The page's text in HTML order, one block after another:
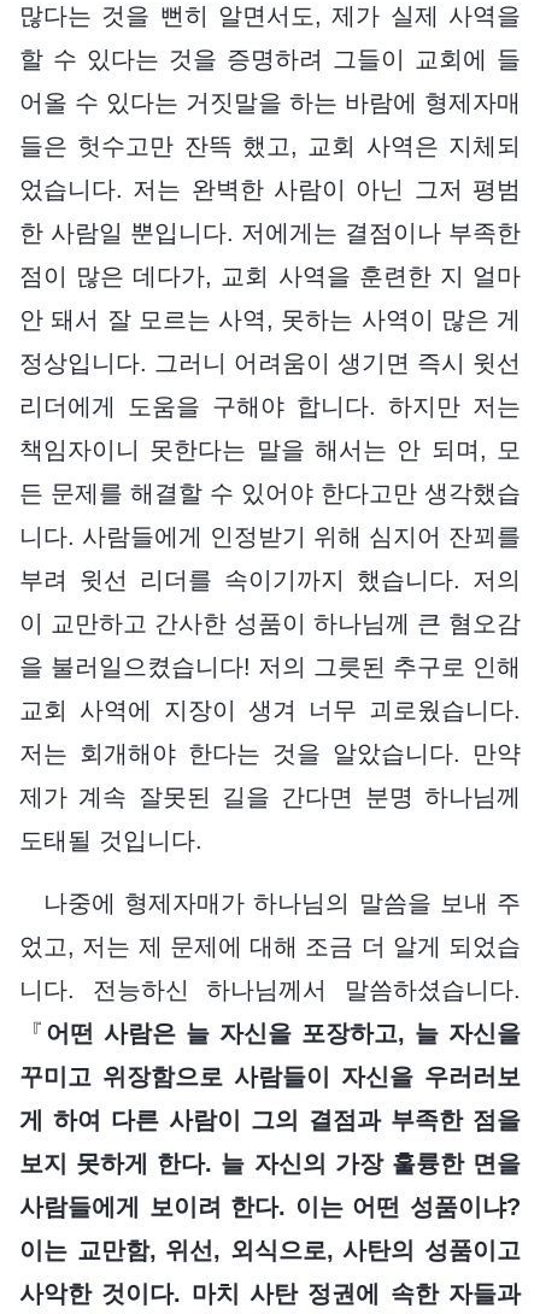
많다는 것을 뻔히 알면서도, 제가 실제 사역을
할 수 있다는 것을 증명하려 그들이 교회에 들
어올 수 있다는 거짓말을 하는 바람에 형제자매
들은 헛수고만 잔뜩 했고, 교회 사역은 지체되
었습니다. 저는 완벽한 사람이 아닌 그저 평범
한 사람일 뿐입니다. 저에게는 결점이나 부족한
점이 많은 데다가, 교회 사역을 훈련한 지 얼마
안 돼서 잘 모르는 사역, 못하는 사역이 많은 게
정상입니다. 그러니 어려움이 생기면 즉시 윗선
리더에게 도움을 구해야 합니다. 하지만 저는
책임자이니 못한다는 말을 해서는 안 되며, 모
든 문제를 해결할 수 있어야 한다고만 생각했습
니다. 사람들에게 인정받기 위해 심지어 잔꾀를
부려 윗선 리더를 속이기까지 했습니다. 저의
이 교만하고 간사한 성품이 하나님께 큰 혐오감
을 불러일으켰습니다! 저의 그릇된 추구로 인해
교회 사역에 지장이 생겨 너무 괴로웠습니다.
저는 회개해야 한다는 것을 알았습니다. 만약
제가 계속 잘못된 길을 간다면 분명 하나님께
도태될 것입니다.
나중에 형제자매가 하나님의 말씀을 보내 주
었고, 저는 제 문제에 대해 조금 더 알게 되었습
니다. 전능하신 하나님께서 말씀하셨습니다.
『 어떤 사람은 늘 자신을 포장하고, 늘 자신을
꾸미고 위장함으로 사람들이 자신을 우러러보
게 하여 다른 사람이 그의 결점과 부족한 점을
보지 못하게 한다. 늘 자신의 가장 훌륭한 면을
사람들에게 보이려 한다. 이는 어떤 성품이냐?
이는 교만함, 위선, 외식으로, 사탄의 성품이고
사악한 것이다. 마치 사탄 정권에 속한 자들과